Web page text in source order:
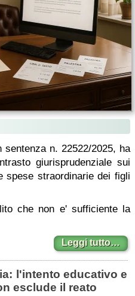
n. 22522/2025, ha
giurisprudenziale sui
spese straordinarie dei figli
che non e' sufficiente la
Leggi tutto…
l'intento educativo e
esclude il reato